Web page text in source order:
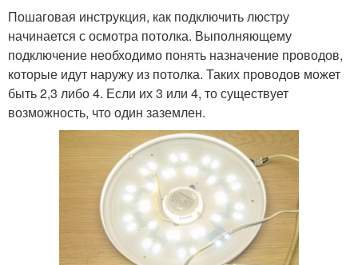
Пошаговая инструкция, как подключить люстру
начинается с осмотра потолка. Выполняющему
подключение необходимо понять назначение проводов,
которые идут наружу из потолка. Таких проводов может
быть 2,3 либо 4. Если их 3 или 4, то существует
возможность, что один заземлен.